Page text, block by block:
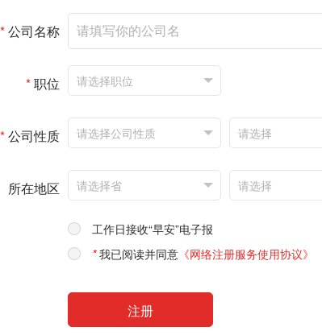
*公司名称
*职位
*公司性质
所在地区
工作日接收“早安”电子报
*我已阅读并同意 《网络注册服务使用协议》